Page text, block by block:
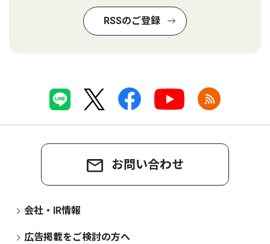
RSSのご登録
お問い合わせ
会社・IR情報
広告掲載をご検討の方へ